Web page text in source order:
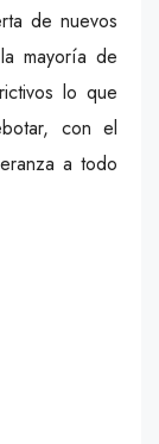
de nuevos
mayoría de
lo que
con el
a todo